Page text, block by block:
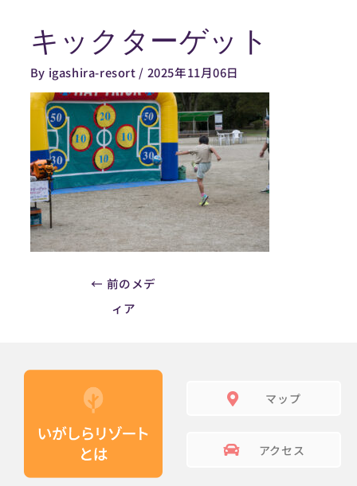
キックターゲット
By igashira-resort / 2025年11月06日
Post
navigation
← 前のメデ
ィア
マップ
アクセス